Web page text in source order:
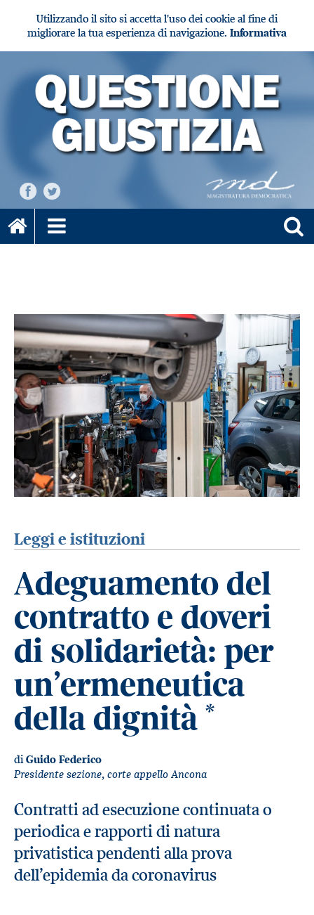
Utilizzando il sito si accetta l'uso dei cookie al fine di
migliorare la tua esperienza di navigazione. Informativa
Leggi e istituzioni
Adeguamento del
contratto e doveri
di solidarietà: per
un’ermeneutica
della dignità *
diGuido Federico
Presidente sezione, corte appello Ancona
Contratti ad esecuzione continuata o
periodica e rapporti di natura
privatistica pendenti alla prova
dell’epidemia da coronavirus